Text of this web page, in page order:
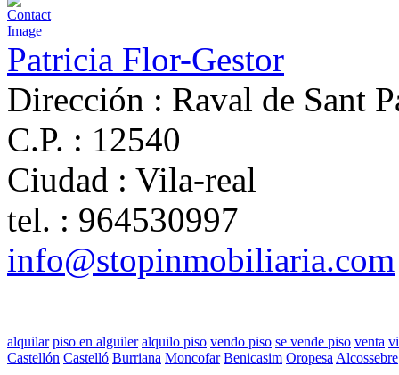
Patricia Flor-Gestor
Dirección : Raval de Sant
C.P. : 12540
Ciudad : Vila-real
tel. : 964530997
info@stopinmobiliaria.com
alquilar piso en alguiler alquilo piso vendo piso se vende piso venta
Castellón Castelló Burriana Moncofar Benicasim Oropesa Alcossebre